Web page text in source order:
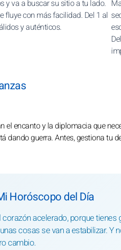
y va a buscar su sitio a tu lado.
fluye con más facilidad. Del 1 al
y auténticos.
el encanto y la diplomacia que
dando guerra. Antes, gestiona tu
Horóscopo del Día
acelerado, porque
cosas se van a estabilizar.
cambio.